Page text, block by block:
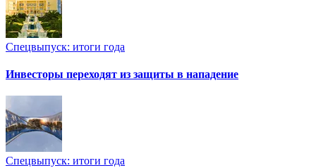
Спецвыпуск: итоги года
Инвесторы переходят из защиты в нападение
Спецвыпуск: итоги года